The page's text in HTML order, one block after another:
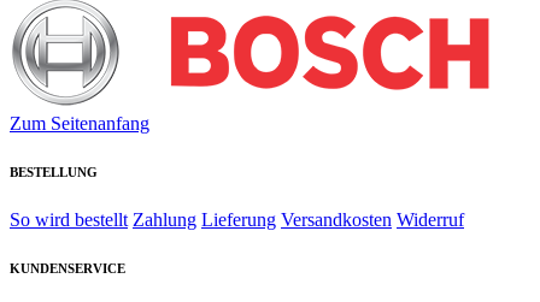
Zum Seitenanfang
BESTELLUNG
So wird bestellt Zahlung Lieferung Versandkosten Widerruf
KUNDENSERVICE